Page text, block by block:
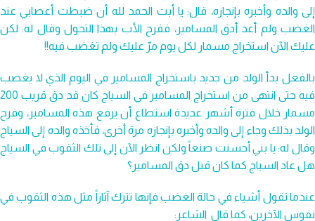
إلى والده وأخبره بإنجازه، قال: يا أبت الحمد لله أن ضبطت أعصابي عند
الغضب ولم أعد أدق المسامير، ففرح الأب بهذا التحول وقال له: لكن
عليك الآن استخراج مسمار لكل يوم مرّ عليك ولم تغضب فيه!!
بالفعل بدأ الولد من جديد باستخراج المسامير في اليوم الذي لا يغضب
فيه حتى انتهى من استخراج المسامير في السياج كان قد دق قريب 200
مسمار خلال فترة أشهر عديدة استطاع أن يرفع هذه المسامير، وفرح
الولد بذلك وجاء إلى والده وأخبره بإنجازه مرة أخرى، فأخذه والده إلى السياج
وقال له: يا بني أحسنت صنعاً ولكن انظر الآن إلى تلك الثقوب في السياج
هل عاد السياج كما كان قبل دق المسامير؟
عندما تقول أشياء في حالة الغضب فإنها تترك آثاراً مثل هذه الثقوب في
نفوس الآخرين، كما قال الشاعر: